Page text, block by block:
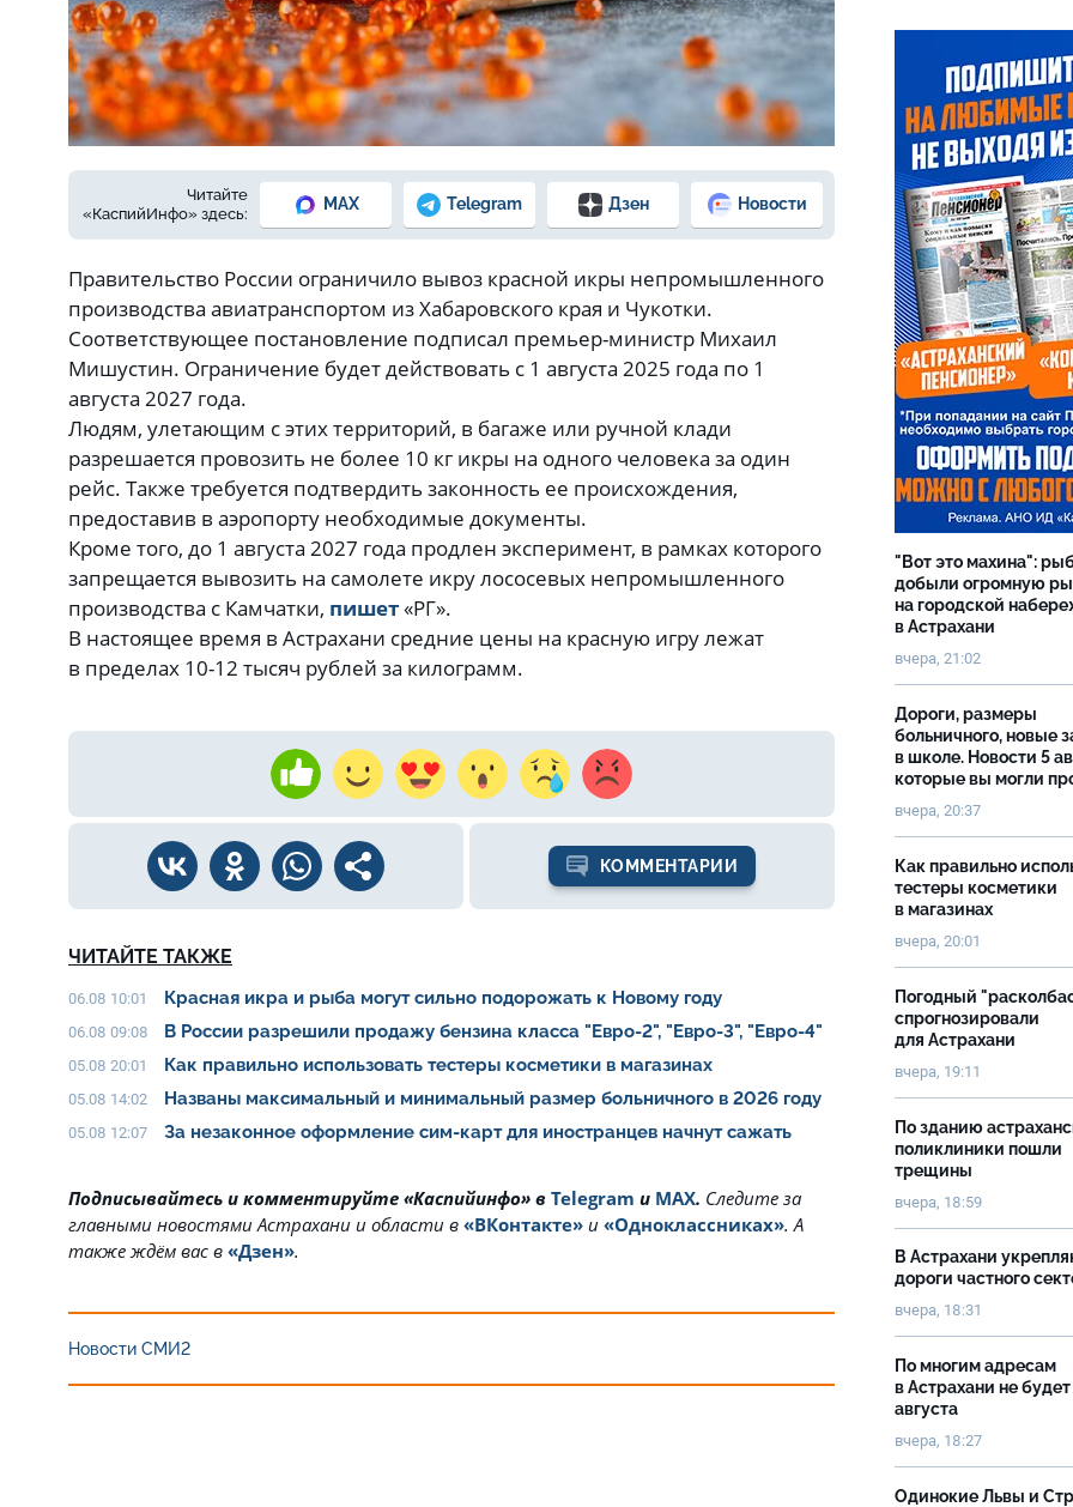
Фото © freepik.com
Читайте
«КаспийИнфо» здесь:
MAX Telegram Дзен Новости
Правительство России ограничило вывоз красной икры непромышленного
производства авиатранспортом из Хабаровского края и Чукотки.
Соответствующее постановление подписал премьер-министр Михаил
Мишустин. Ограничение будет действовать с 1 августа 2025 года по 1
августа 2027 года.
Людям, улетающим с этих территорий, в багаже или ручной клади
разрешается провозить не более 10 кг икры на одного человека за один
рейс. Также требуется подтвердить законность ее происхождения,
предоставив в аэропорту необходимые документы.
Кроме того, до 1 августа 2027 года продлен эксперимент, в рамках которого
запрещается вывозить на самолете икру лососевых непромышленного
производства с Камчатки, пишет«РГ».
В настоящее время в Астрахани средние цены на красную игру лежат
в пределах 10-12 тысяч рублей за килограмм.
КОММЕНТАРИИ
ЧИТАЙТЕ ТАКЖЕ
06.08 10:01 Красная икра и рыба могут сильно подорожать к Новому году
06.08 09:08 В России разрешили продажу бензина класса "Евро-2", "Евро-3", "Евро-4"
05.08 20:01 Как правильно использовать тестеры косметики в магазинах
05.08 14:02 Названы максимальный и минимальный размер больничного в 2026 году
05.08 12:07 За незаконное оформление сим-карт для иностранцев начнут сажать
Подписывайтесь и комментируйте «Каспийинфо» в Telegram и MAX. Cледите за
главными новостями Астрахани и области в «ВКонтакте» и «Одноклассниках». А
также ждём вас в «Дзен».
Новости СМИ2
"Вот это махина":
добыли огромную
на городской
в Астрахани
вчера, 21:02
Дороги, размеры
больничного, новые
в школе. Новости 5
которые вы могли
вчера, 20:37
Как правильно
тестеры косметики
в магазинах
вчера, 20:01
Погодный
спрогнозировали
для Астрахани
вчера, 19:11
По зданию
поликлиники пошли
трещины
вчера, 18:59
В Астрахани
дороги частного
вчера, 18:31
По многим адресам
в Астрахани не будет
августа
вчера, 18:27
Одинокие Львы и